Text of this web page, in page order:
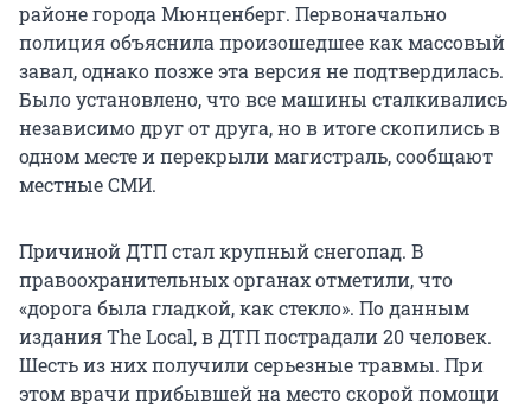
районе города Мюнценберг. Первоначально
полиция объяснила произошедшее как массовый
завал, однако позже эта версия не подтвердилась.
Было установлено, что все машины сталкивались
независимо друг от друга, но в итоге скопились в
одном месте и перекрыли магистраль, сообщают
местные СМИ.
Причиной ДТП стал крупный снегопад. В
правоохранительных органах отметили, что
«дорога была гладкой, как стекло». По данным
издания The Local, в ДТП пострадали 20 человек.
Шесть из них получили серьезные травмы. При
этом врачи прибывшей на место скорой помощи